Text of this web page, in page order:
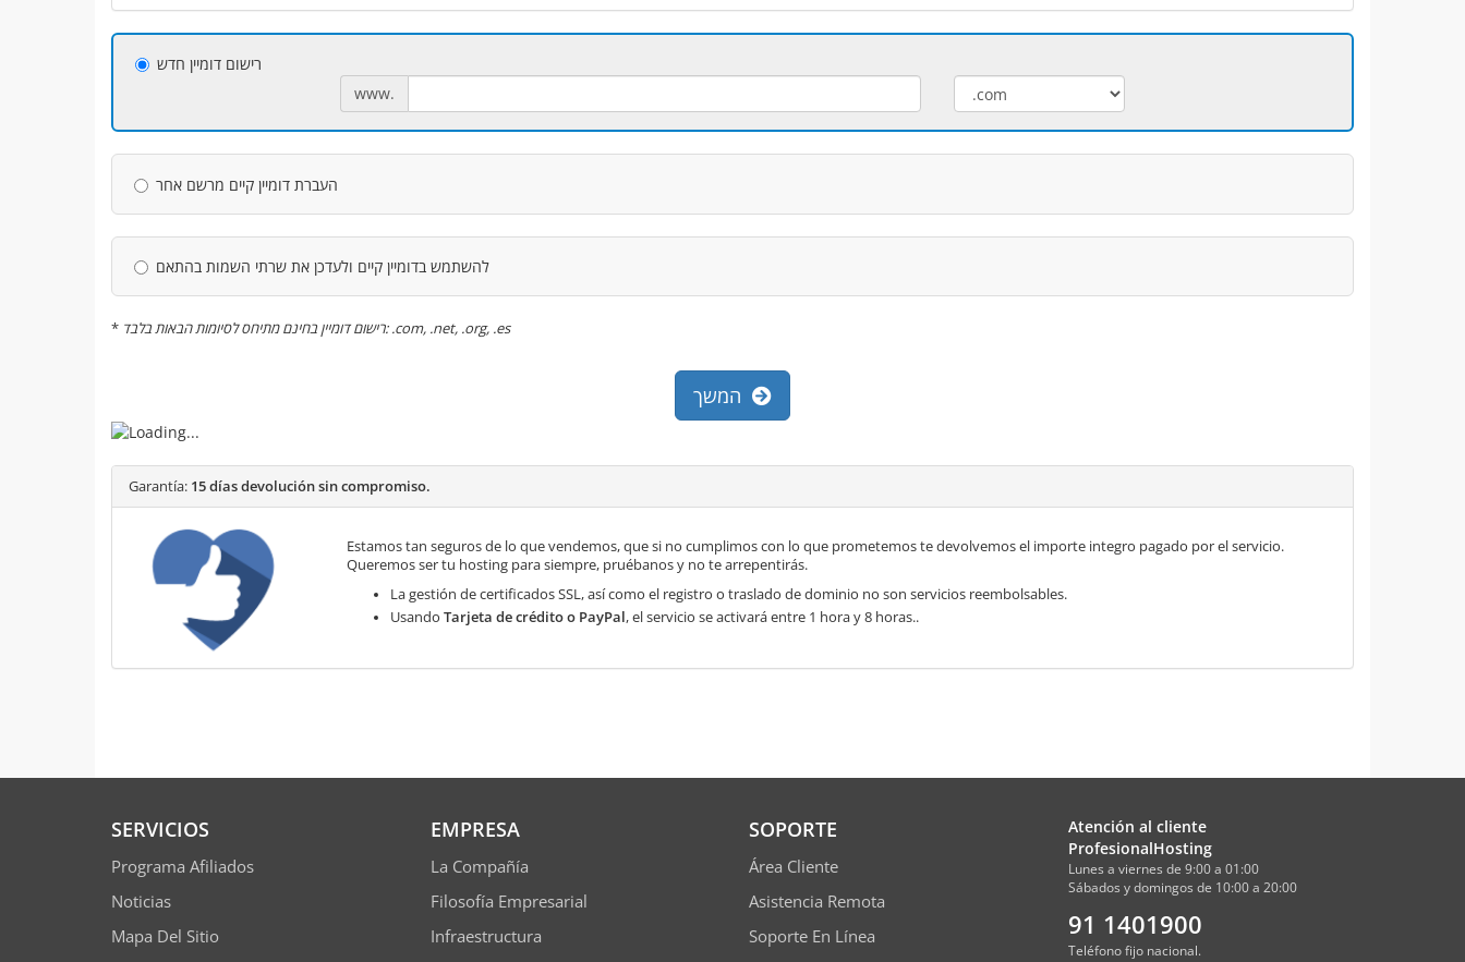
רישום דומיין חדש
www.
העברת דומיין קיים מרשם אחר
להשתמש בדומיין קיים ולעדכן את שרתי השמות בהתאם
* רישום דומיין בחינם מתיחס לסיומות הבאות בלבד: .com, .net, .org, .es
Garantía: 15 días devolución sin compromiso.
Estamos tan seguros de lo que vendemos, que si no cumplimos con lo que prometemos te devolvemos el importe integro pagado por el servicio.
Queremos ser tu hosting para siempre, pruébanos y no te arrepentirás.
La gestión de certificados SSL, así como el registro o traslado de dominio no son servicios reembolsables.
Usando Tarjeta de crédito o PayPal, el servicio se activará entre 1 hora y 8 horas..
SERVICIOS
Programa Afiliados
Noticias
Mapa Del Sitio
EMPRESA
La Compañía
Filosofía Empresarial
Infraestructura
SOPORTE
Área Cliente
Asistencia Remota
Soporte En Línea
Atención al cliente
ProfesionalHosting
Lunes a viernes de 9:00 a 01:00
Sábados y domingos de 10:00 a 20:00
91 1401900
Teléfono fijo nacional.